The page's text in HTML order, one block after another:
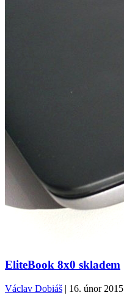
EliteBook 8x0 skladem
Václav Dobiáš | 16. únor 2015